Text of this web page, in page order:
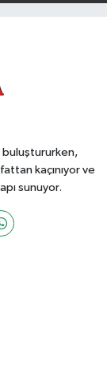
buluştururken,
kaçınıyor ve
sunuyor.